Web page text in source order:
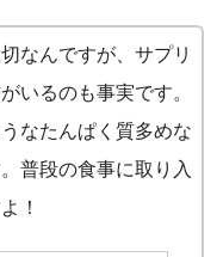
なんですが、サプリ
いるのも事実です。
なたんぱく質多めな
普段の食事に取り入
！